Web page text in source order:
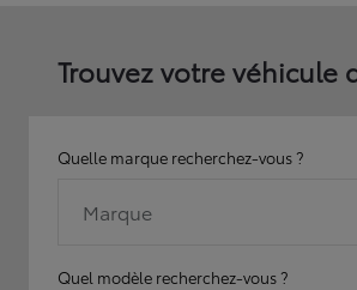
Trouvez votre véhicule
Quelle marque recherchez-vous ?
Marque
Quel modèle recherchez-vous ?